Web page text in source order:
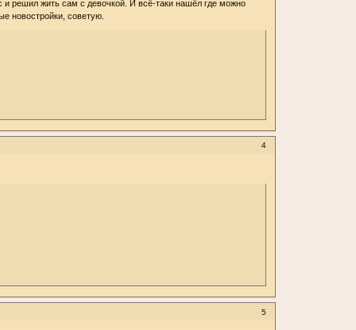
решил жить сам с девочкой. И всё-таки нашёл где можно
новостройки, советую.
4
5